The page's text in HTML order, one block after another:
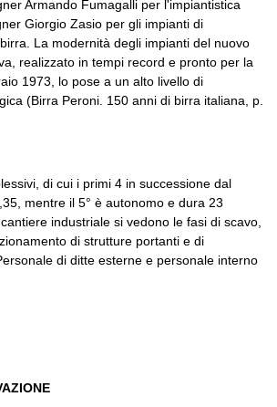
Armando Fumagalli per l'impiantistica
Giorgio Zasio per gli impianti di
La modernità degli impianti del nuovo
realizzato in tempi record e pronto per la
1973, lo pose a un alto livello di
(Birra Peroni. 150 anni di birra italiana, p.
di cui i primi 4 in successione dal
mentre il 5° è autonomo e dura 23
industriale si vedono le fasi di scavo,
di strutture portanti e di
di ditte esterne e personale interno